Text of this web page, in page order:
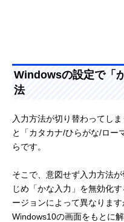
Windowsの設定で「
法
入力方法が切り替わってし
と「カタカナ/ひらがな/ロー
らです。
そこで、意図せず入力方法
じめ「かな入力」を無効化
ージョンによって異なりま
Windows10の画面をもとに解